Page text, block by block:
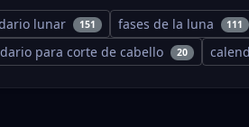
lunar 151 fases de la luna 111
para corte de cabello 20